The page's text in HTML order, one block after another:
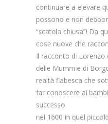
continuare a elevare
possono e non
“scatola chiusa”! Da
cose nuove che
Il racconto di Lorenzo
delle Mummie di
realtà fiabesca che
far conoscere ai
successo
nel 1600 in quel